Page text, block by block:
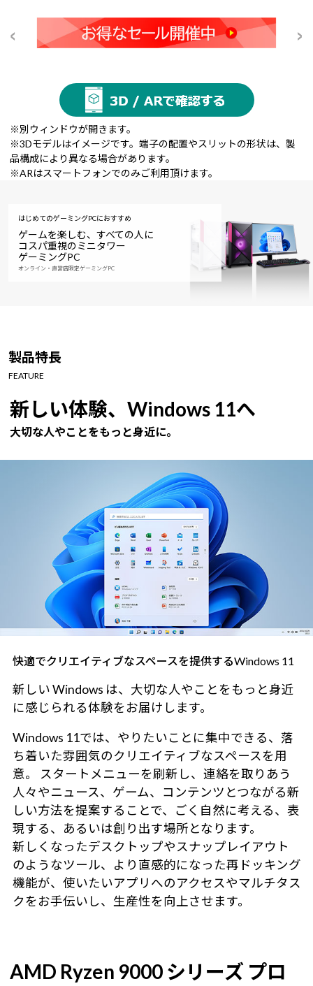
※別ウィンドウが開きます。
※3Dモデルはイメージです。端子の配置やスリットの形状は、製
品構成により異なる場合があります。
※ARはスマートフォンでのみご利用頂けます。
はじめてのゲーミングPCにおすすめ
ゲームを楽しむ、すべての人に
コスパ重視のミニタワー
ゲーミングPC
オンライン・直営店限定ゲーミングPC
製品特長
FEATURE
新しい体験、Windows 11へ
大切な人やことをもっと身近に。
快適でクリエイティブなスペースを提供するWindows 11
新しい Windows は、大切な人やことをもっと身近
に感じられる体験をお届けします。
Windows 11では、やりたいことに集中できる、落
ち着いた雰囲気のクリエイティブなスペースを用
意。 スタートメニューを刷新し、連絡を取りあう
人々やニュース、ゲーム、コンテンツとつながる新
しい方法を提案することで、ごく自然に考える、表
現する、あるいは創り出す場所となります。
新しくなったデスクトップやスナップレイアウト
のようなツール、より直感的になった再ドッキング
機能が、使いたいアプリへのアクセスやマルチタス
クをお手伝いし、生産性を向上させます。
AMD Ryzen 9000 シリーズ プロ